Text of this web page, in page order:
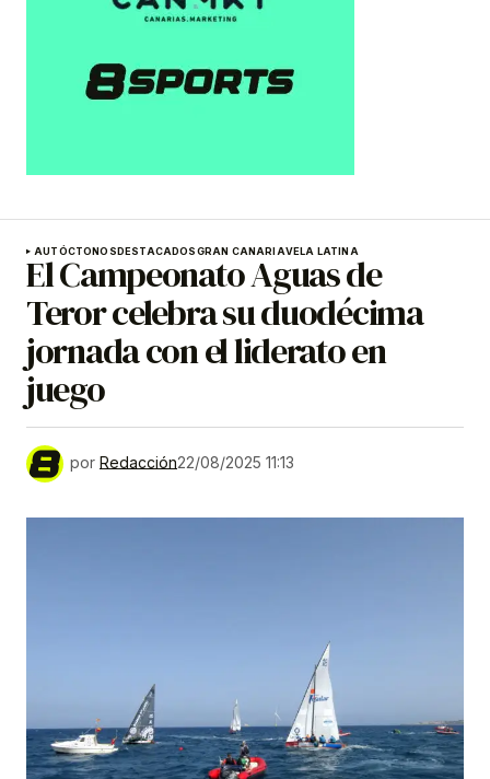
AUTÓCTONOSDESTACADOSGRAN CANARIAVELA LATINA
El Campeonato Aguas de
Teror celebra su duodécima
jornada con el liderato en
juego
por Redacción22/08/2025 11:13